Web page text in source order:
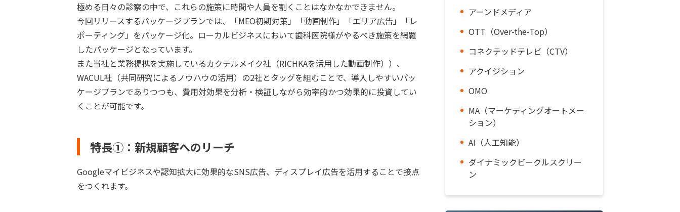
極める日々の診察の中で、これらの施策に時間や人員を割くことはなかなかできません。
今回リリースするパッケージプランでは、「MEO初期対策」「動画制作」「エリア広告」「レ
ポーティング」をパッケージ化。ローカルビジネスにおいて歯科医院様がやるべき施策を網羅
したパッケージとなっています。
また当社と業務提携を実施しているカクテルメイク社（RICHKAを活用した動画制作））、
WACUL社（共同研究によるノウハウの活用）の2社とタッグを組むことで、導入しやすいパッ
ケージプランでありつつも、費用対効果を分析・検証しながら効率的かつ効果的に投資してい
くことが可能です。
特長①：新規顧客へのリーチ
Googleマイビジネスや認知拡大に効果的なSNS広告、ディスプレイ広告を活用することで接点
をつくれます。
アーンドメディア
OTT（Over-the-Top）
コネクテッドテレビ（CTV）
アクイジション
OMO
MA（マーケティングオートメー
ション）
AI（人工知能）
ダイナミックビークルスクリー
ン